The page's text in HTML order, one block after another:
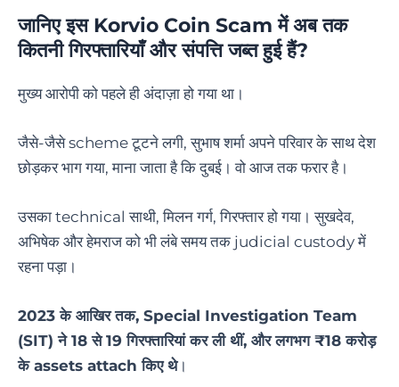
जानिए इस Korvio Coin Scam में अब तक
कितनी गिरफ्तारियाँ और संपत्ति जब्त हुई हैं?
मुख्य आरोपी को पहले ही अंदाज़ा हो गया था।
जैसे-जैसे scheme टूटने लगी, सुभाष शर्मा अपने परिवार के साथ देश
छोड़कर भाग गया, माना जाता है कि दुबई। वो आज तक फरार है।
उसका technical साथी, मिलन गर्ग, गिरफ्तार हो गया। सुखदेव,
अभिषेक और हेमराज को भी लंबे समय तक judicial custody में
रहना पड़ा।
2023 के आखिर तक, Special Investigation Team
(SIT) ने 18 से 19 गिरफ्तारियां कर ली थीं, और लगभग ₹18 करोड़
के assets attach किए थे।